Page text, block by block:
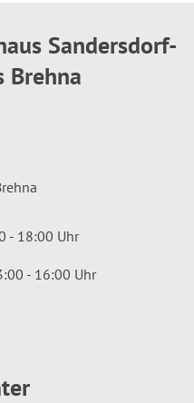
Sandersdorf-
Brehna
- 18:00 Uhr
- 16:00 Uhr